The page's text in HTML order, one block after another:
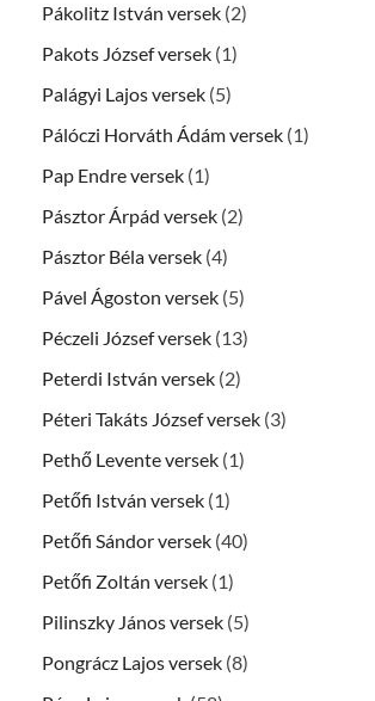
Pákolitz István versek (2)
Pakots József versek (1)
Palágyi Lajos versek (5)
Pálóczi Horváth Ádám versek (1)
Pap Endre versek (1)
Pásztor Árpád versek (2)
Pásztor Béla versek (4)
Pável Ágoston versek (5)
Péczeli József versek (13)
Peterdi István versek (2)
Péteri Takáts József versek (3)
Pethő Levente versek (1)
Petőfi István versek (1)
Petőfi Sándor versek (40)
Petőfi Zoltán versek (1)
Pilinszky János versek (5)
Pongrácz Lajos versek (8)